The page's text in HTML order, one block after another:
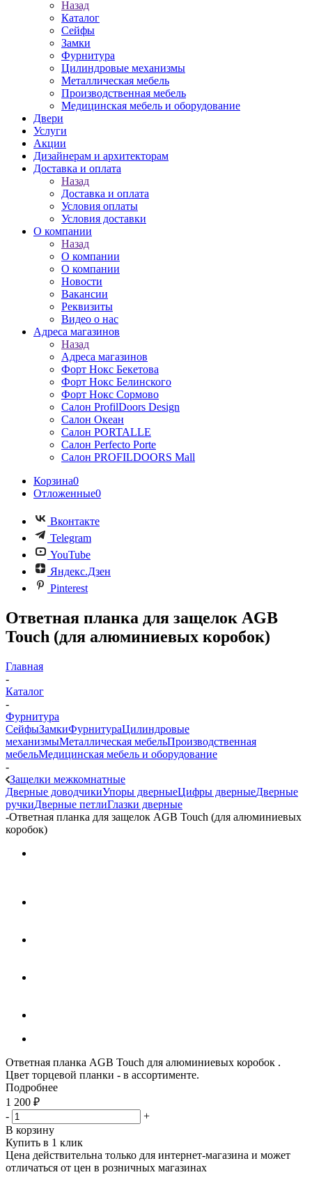
Назад
Каталог
Сейфы
Замки
Фурнитура
Цилиндровые механизмы
Металлическая мебель
Производственная мебель
Медицинская мебель и оборудование
Двери
Услуги
Акции
Дизайнерам и архитекторам
Доставка и оплата
Назад
Доставка и оплата
Условия оплаты
Условия доставки
О компании
Назад
О компании
О компании
Новости
Вакансии
Реквизиты
Видео о нас
Адреса магазинов
Назад
Адреса магазинов
Форт Нокс Бекетова
Форт Нокс Белинского
Форт Нокс Сормово
Салон ProfilDoors Design
Салон Океан
Салон PORTALLE
Салон Perfecto Portе
Салон PROFILDOORS Mall
Корзина0
Отложенные0
Вконтакте
Telegram
YouTube
Яндекс.Дзен
Pinterest
Ответная планка для защелок AGB
Touch (для алюминиевых коробок)
Главная
-
Каталог
-
Фурнитура
СейфыЗамкиФурнитураЦилиндровые
механизмыМеталлическая мебельПроизводственная
мебельМедицинская мебель и оборудование
-
Защелки межкомнатные
Дверные доводчикиУпоры дверныеЦифры дверныеДверные
ручкиДверные петлиГлазки дверные
-Ответная планка для защелок AGB Touch (для алюминиевых
коробок)
Ответная планка AGB Touch для алюминиевых коробок .
Цвет торцевой планки - в ассортименте.
Подробнее
1 200 ₽
-
+
В корзину
Купить в 1 клик
Цена действительна только для интернет-магазина и может
отличаться от цен в розничных магазинах